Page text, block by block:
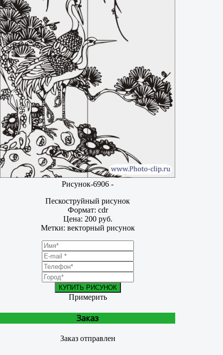
Рисунок-6906 -
Пескоструйный рисунок
Формат: cdr
Цена: 200 руб.
Метки: векторный рисунок
КУПИТЬ РИСУНОК
Примерить
Заказ
Заказ отправлен